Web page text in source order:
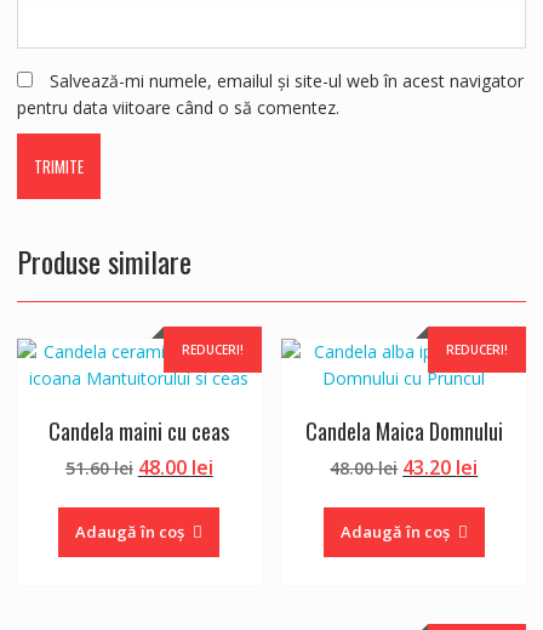
Salvează-mi numele, emailul și site-ul web în acest navigator
pentru data viitoare când o să comentez.
Produse similare
REDUCERI!
Candela maini cu ceas
51.60lei Prețul
a
fost:
48.00 leiPrețul
Adaugă în coș
REDUCERI!
Candela Maica Domnului
48.00lei Prețul
a
fost:
43.20 lei
Adaugă în coș